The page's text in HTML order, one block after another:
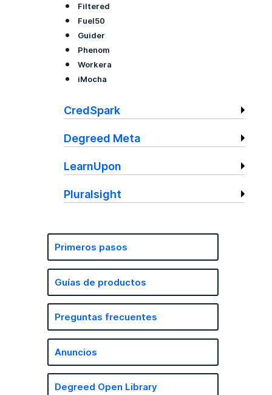
Primeros pasos
Guías de productos
Preguntas frecuentes
Anuncios
Degreed Open Library
Filtered
Fuel50
Guider
Phenom
Workera
iMocha
CredSpark
Degreed Meta
LearnUpon
Pluralsight